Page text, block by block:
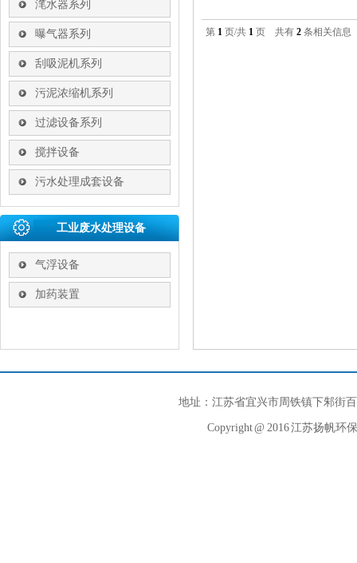
滗水器系列
曝气器系列
刮吸泥机系列
污泥浓缩机系列
过滤设备系列
搅拌设备
污水处理成套设备
工业废水处理设备
气浮设备
加药装置
第 1 页/共 1 页 共有 2 条相关信
地址：江苏省宜兴市周铁镇下邾街百
Copyright @ 2016 江苏扬帆环